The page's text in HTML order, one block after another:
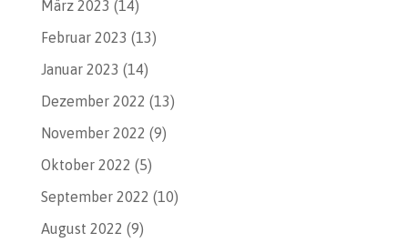
März 2023 (14)
Februar 2023 (13)
Januar 2023 (14)
Dezember 2022 (13)
November 2022 (9)
Oktober 2022 (5)
September 2022 (10)
August 2022 (9)